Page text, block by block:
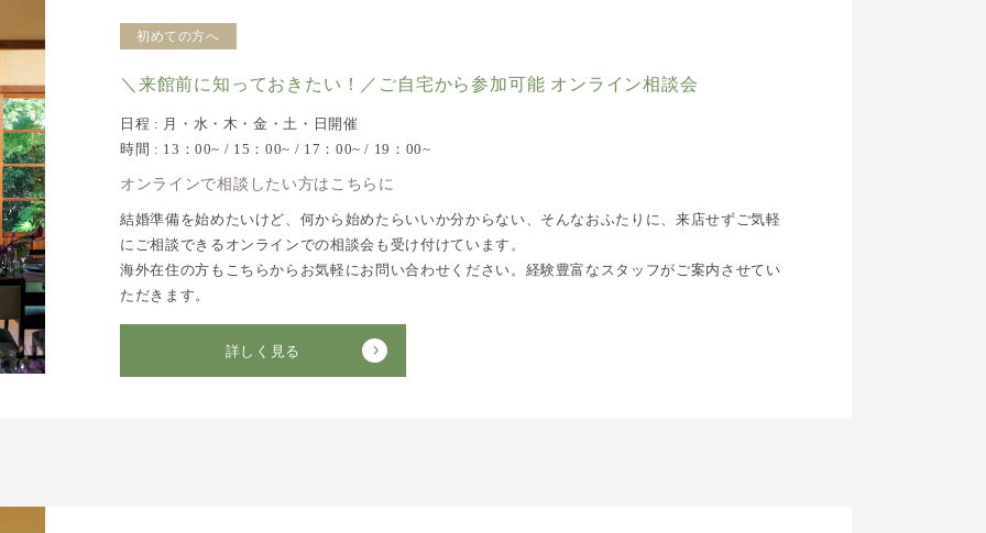
初めての方へ
＼来館前に知っておきたい！／ご自宅から参加可能 オンライン相談会
日程 : 月・水・木・金・土・日開催
時間 : 13：00~ / 15：00~ / 17：00~ / 19：00~
オンラインで相談したい方はこちらに
結婚準備を始めたいけど、何から始めたらいいか分からない、そんなおふたりに、来店せずご気軽
にご相談できるオンラインでの相談会も受け付けています。
海外在住の方もこちらからお気軽にお問い合わせください。経験豊富なスタッフがご案内させてい
ただきます。
詳しく見る